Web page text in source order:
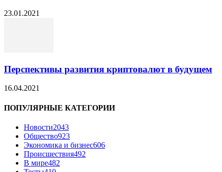
23.01.2021
Перспективы развития криптовалют в будущем
16.04.2021
ПОПУЛЯРНЫЕ КАТЕГОРИИ
Новости2043
Общество923
Экономика и бизнес606
Происшествия492
В мире482